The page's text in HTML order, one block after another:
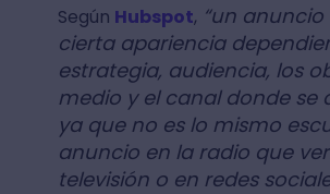
Según Hubspot, “un
cierta apariencia
estrategia, audiencia, los
medio y el canal donde se
ya que no es lo mismo
anuncio en la radio que
televisión o en redes